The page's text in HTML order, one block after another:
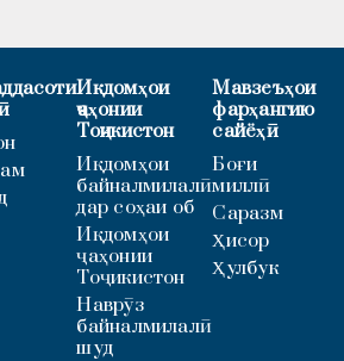
Иқдомҳои
ҷаҳонии
Тоҷикистон
Иқдомҳои
байналмилалӣ
дар соҳаи об
Иқдомҳои
ҷаҳонии
Тоҷикистон
Наврӯз
байналмилалӣ
шуд
Мавзеъҳои
фарҳангию
сайёҳӣ
Боғи
миллӣ
Саразм
Ҳисор
Ҳулбук